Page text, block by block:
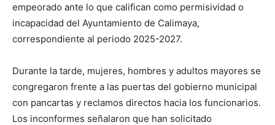
empeorado ante lo que califican como permisividad o
incapacidad del Ayuntamiento de Calimaya,
correspondiente al periodo 2025-2027.
Durante la tarde, mujeres, hombres y adultos mayores se
congregaron frente a las puertas del gobierno municipal
con pancartas y reclamos directos hacia los funcionarios.
Los inconformes señalaron que han solicitado